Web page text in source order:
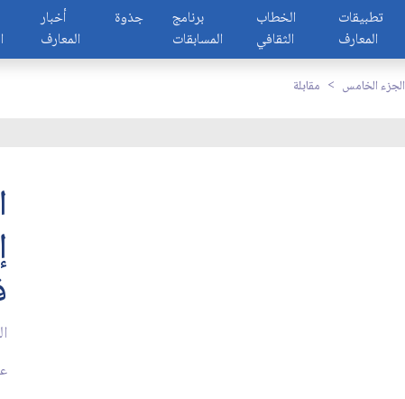
أخبار
المعارف
جذوة
برنامج
المسابقات
الخطاب
الثقافي
تطبيقات
المعارف
الجزء الخامس مقابلة